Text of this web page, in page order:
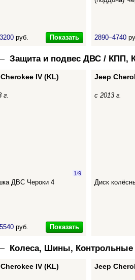
руб. Показать 2890–4740
Защита и подвес ДВС / КПП,
IV (KL)
г.
1/9
ДВС Чероки 4
руб. Показать
Jeep
с 2013 г.
Диск
Колеса, Шины,
IV (KL) Jeep